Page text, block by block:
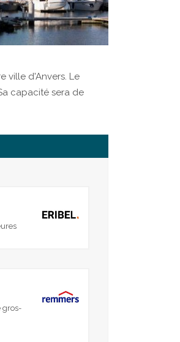
ville d'Anvers. Le
capacité sera de
gros-